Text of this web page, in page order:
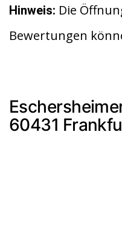
Hinweis: Die
Bewertungen
60431